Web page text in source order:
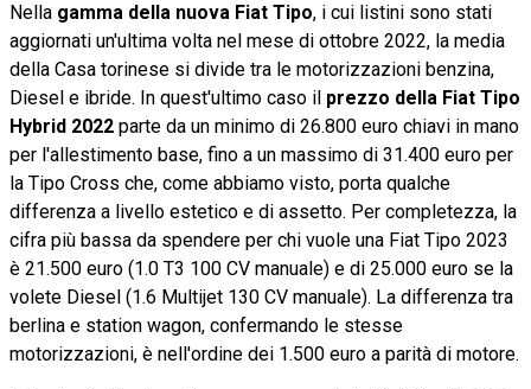
Nella gamma della nuova Fiat Tipo, i cui listini sono stati
aggiornati un'ultima volta nel mese di ottobre 2022, la media
della Casa torinese si divide tra le motorizzazioni benzina,
Diesel e ibride. In quest'ultimo caso il prezzo della Fiat Tipo
Hybrid 2022 parte da un minimo di 26.800 euro chiavi in mano
per l'allestimento base, fino a un massimo di 31.400 euro per
la Tipo Cross che, come abbiamo visto, porta qualche
differenza a livello estetico e di assetto. Per completezza, la
cifra più bassa da spendere per chi vuole una Fiat Tipo 2023
è 21.500 euro (1.0 T3 100 CV manuale) e di 25.000 euro se la
volete Diesel (1.6 Multijet 130 CV manuale). La differenza tra
berlina e station wagon, confermando le stesse
motorizzazioni, è nell'ordine dei 1.500 euro a parità di motore.